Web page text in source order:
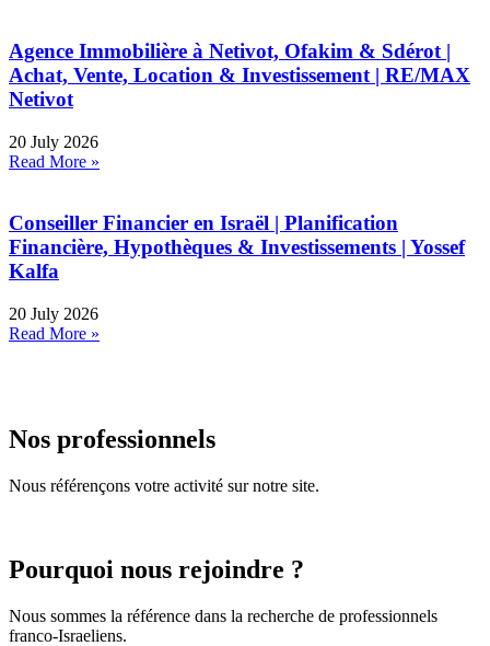
Agence Immobilière à Netivot, Ofakim & Sdérot |
Achat, Vente, Location & Investissement | RE/MAX
Netivot
20 July 2026
Read More »
Conseiller Financier en Israël | Planification
Financière, Hypothèques & Investissements | Yossef
Kalfa
20 July 2026
Read More »
Nos professionnels
Nous référençons votre activité sur notre site.
Pourquoi nous rejoindre ?
Nous sommes la référence dans la recherche de professionnels
franco-Israeliens.